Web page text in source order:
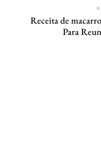
Receita de
Para